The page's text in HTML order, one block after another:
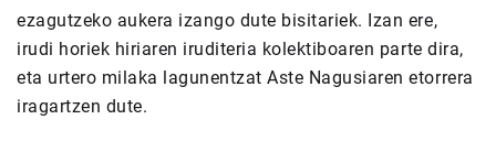
ezagutzeko aukera izango dute bisitariek. Izan ere,
irudi horiek hiriaren iruditeria kolektiboaren parte dira,
eta urtero milaka lagunentzat Aste Nagusiaren etorrera
iragartzen dute.